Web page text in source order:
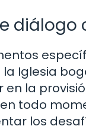
diálogo
Iglesia
la
todo
los